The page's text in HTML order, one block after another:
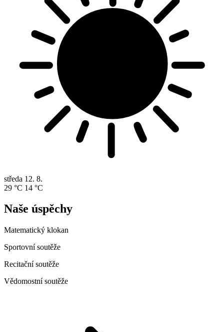
středa 12. 8.
29 °C 14 °C
Naše úspěchy
Matematický klokan
Sportovní soutěže
Recitační soutěže
Vědomostní soutěže